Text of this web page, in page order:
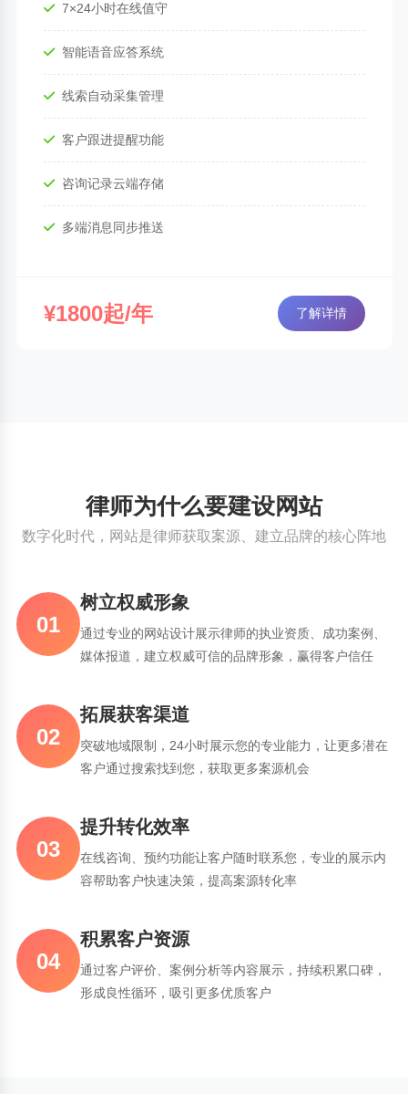
7×24小时在线值守
智能语音应答系统
线索自动采集管理
客户跟进提醒功能
咨询记录云端存储
多端消息同步推送
¥1800起/年 了解详情
律师为什么要建设网站
数字化时代，网站是律师获取案源、建立品牌的核心阵地
01
树立权威形象
通过专业的网站设计展示律师的执业资质、成功案例、
媒体报道，建立权威可信的品牌形象，赢得客户信任
02
拓展获客渠道
突破地域限制，24小时展示您的专业能力，让更多潜在
客户通过搜索找到您，获取更多案源机会
03
提升转化效率
在线咨询、预约功能让客户随时联系您，专业的展示内
容帮助客户快速决策，提高案源转化率
04
积累客户资源
通过客户评价、案例分析等内容展示，持续积累口碑，
形成良性循环，吸引更多优质客户